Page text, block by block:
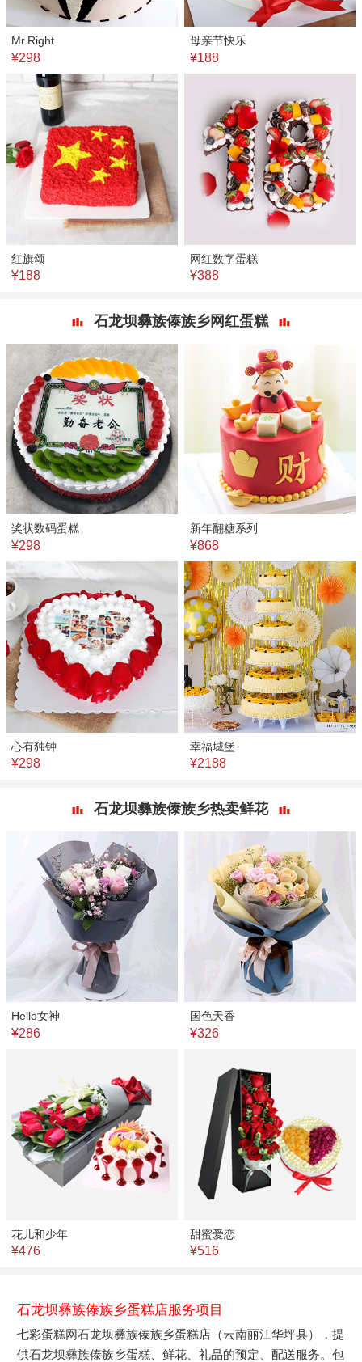
Mr.Right
¥298
母亲节快乐
¥188
红旗颂
¥188
网红数字蛋糕
¥388
石龙坝彝族傣族乡网红蛋糕
奖状数码蛋糕
¥298
新年翻糖系列
¥868
心有独钟
¥298
幸福城堡
¥2188
石龙坝彝族傣族乡热卖鲜花
Hello女神
¥286
国色天香
¥326
花儿和少年
¥476
甜蜜爱恋
¥516
石龙坝彝族傣族乡蛋糕店服务项目
七彩蛋糕网石龙坝彝族傣族乡蛋糕店（云南丽江华坪县），提
供石龙坝彝族傣族乡蛋糕、鲜花、礼品的预定、配送服务。包